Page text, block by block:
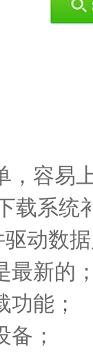
，容易
载系统
动数
最新的
能；
；